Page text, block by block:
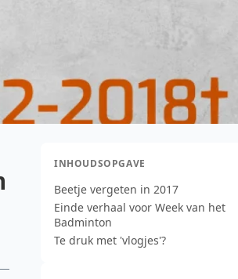
INHOUDSOPGAVE
Beetje vergeten in 2017
Einde verhaal voor Week van het
Badminton
Te druk met 'vlogjes'?